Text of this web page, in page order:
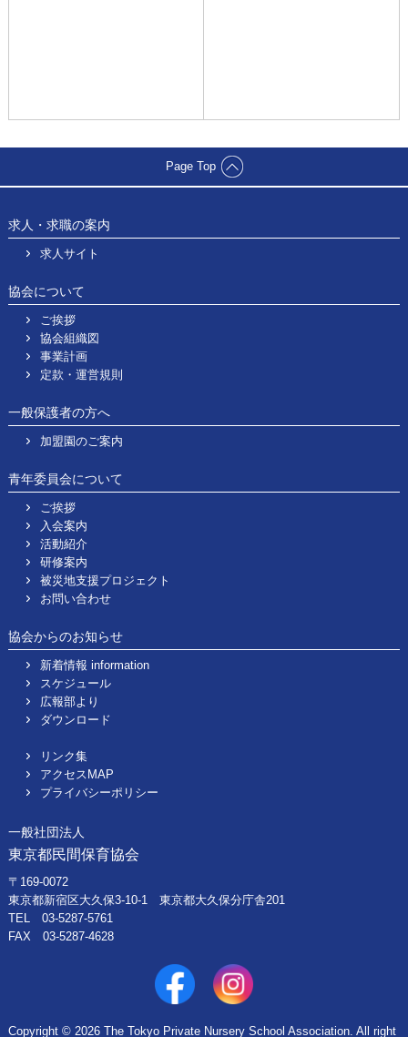
Page Top
求人・求職の案内
求人サイト
協会について
ご挨拶
協会組織図
事業計画
定款・運営規則
一般保護者の方へ
加盟園のご案内
青年委員会について
ご挨拶
入会案内
活動紹介
研修案内
被災地支援プロジェクト
お問い合わせ
協会からのお知らせ
新着情報 information
スケジュール
広報部より
ダウンロード
リンク集
アクセスMAP
プライバシーポリシー
一般社団法人
東京都民間保育協会
〒169-0072
東京都新宿区大久保3-10-1 東京都大久保分庁舎201
TEL 03-5287-5761
FAX 03-5287-4628
Copyright © 2026 The Tokyo Private Nursery School Association. All right